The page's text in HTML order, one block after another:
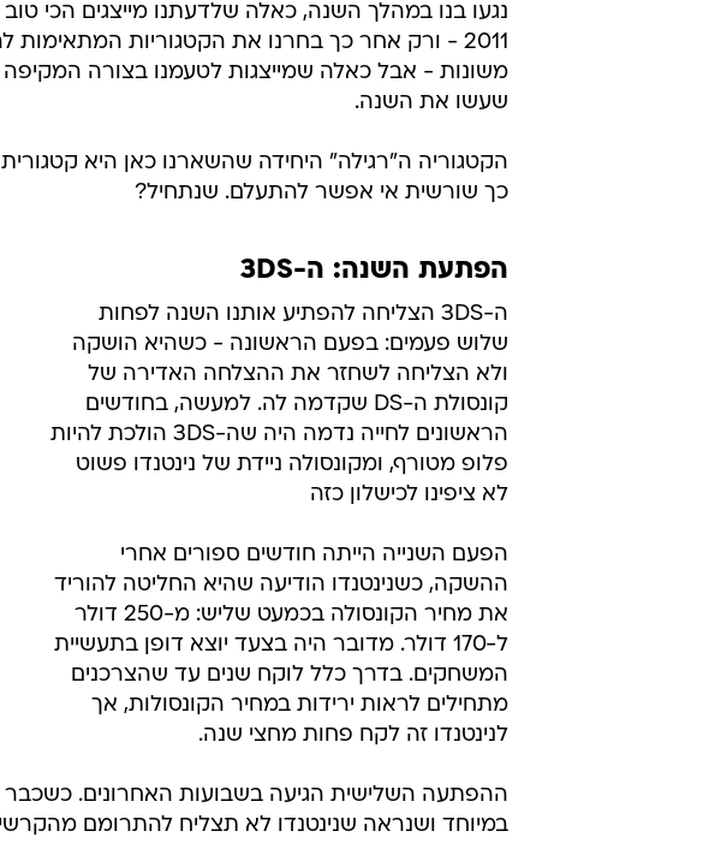
נגעו בנו במהלך השנה, כאלה שלדעתנו מייצגים הכי
2011 - ורק אחר כך בחרנו את הקטגוריות
משונות - אבל כאלה שמייצגות לטעמנו בצורה
שעשו את השנה.
הקטגוריה ה"רגילה" היחידה שהשארנו כאן היא
כך שורשית אי אפשר להתעלם. שנתחיל?
הפתעת השנה: ה-3DS
ה-3DS הצליחה להפתיע אותנו השנה לפחות
שלוש פעמים: בפעם הראשונה - כשהיא הושקה
ולא הצליחה לשחזר את ההצלחה האדירה של
קונסולת ה-DS שקדמה לה. למעשה, בחודשים
הראשונים לחייה נדמה היה שה-3DS הולכת להיות
פלופ מטורף, ומקונסולה ניידת של נינטנדו פשוט
לא ציפינו לכישלון כזה
הפעם השנייה הייתה חודשים ספורים אחרי
ההשקה, כשנינטנדו הודיעה שהיא החליטה להוריד
את מחיר הקונסולה בכמעט שליש: מ-250 דולר
ל-170 דולר. מדובר היה בצעד יוצא דופן בתעשיית
המשחקים. בדרך כלל לוקח שנים עד שהצרכנים
מתחילים לראות ירידות במחיר הקונסולות, אך
לנינטנדו זה לקח פחות מחצי שנה.
במיוחד ושנראה שנינטנדו לא תצליח להתרומם